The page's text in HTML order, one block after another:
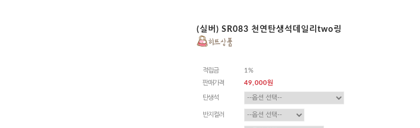
(실버) SR083 천연탄생석데일리two링
적립금
1%
판매가격
49,000원
탄생석
반지컬러